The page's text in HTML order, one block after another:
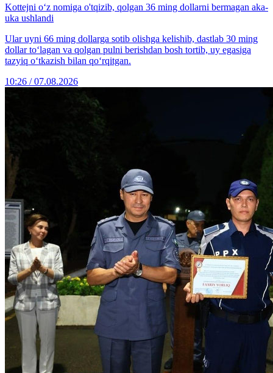
Kottejni o‘z nomiga o'tqizib, qolgan 36 ming dollarni bermagan aka-
uka ushlandi
Ular uyni 66 ming dollarga sotib olishga kelishib, dastlab 30 ming
dollar to‘lagan va qolgan pulni berishdan bosh tortib, uy egasiga
tazyiq o‘tkazish bilan qo‘rqitgan.
10:26 / 07.08.2026